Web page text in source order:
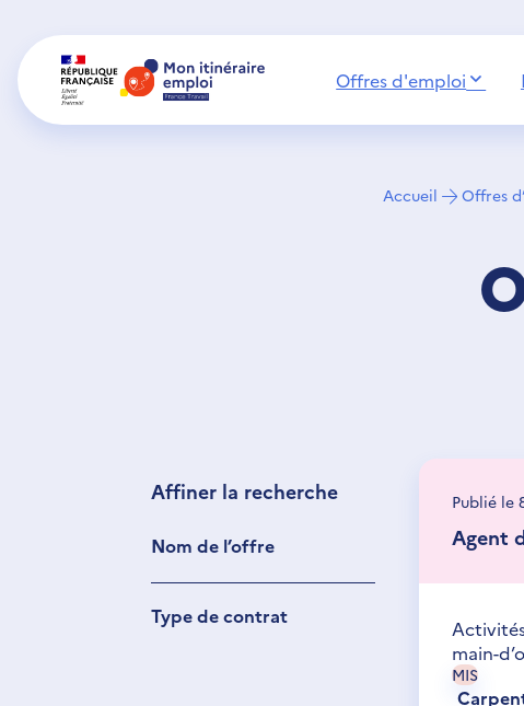
Mon Itinéraire
Offres d'emploi
Accueil Offres
Affiner la recherche
Nom de l’offre
Type de contrat
Publié le
Agent
main-
MIS